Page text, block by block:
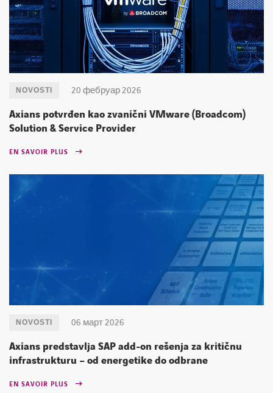
LINKEDINYOUTUBE
20 фебруар 2026
NOVOSTI
Axians potvrđen kao zvanični VMware (Broadcom)
Solution & Service Provider
EN SAVOIR PLUS
06 март 2026
NOVOSTI
Axians predstavlja SAP add-on rešenja za kritičnu
infrastrukturu – od energetike do odbrane
EN SAVOIR PLUS